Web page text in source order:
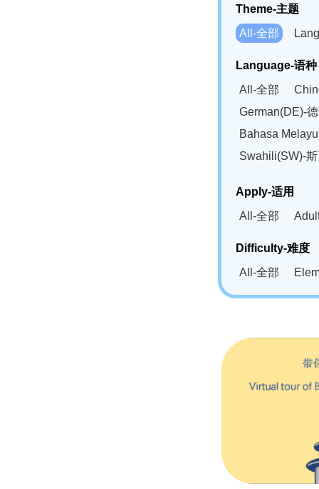
Theme-主题
All-全部
Language-语种
All-全部
German(DE)-
Bahasa
Swahili(SW)-
Apply-适用
All-全部
Difficulty-难度
All-全部